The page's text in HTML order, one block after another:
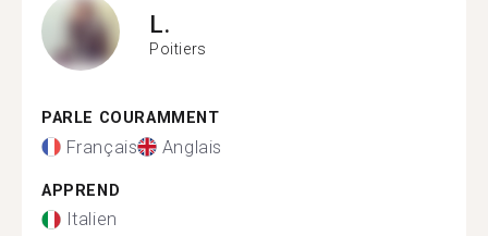
L.
Poitiers
PARLE COURAMMENT
Français Anglais
APPREND
Italien